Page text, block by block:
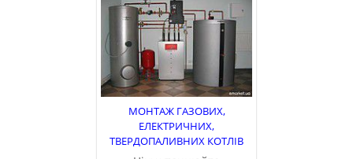
МОНТАЖ ГАЗОВИХ,
ЕЛЕКТРИЧНИХ,
ТВЕРДОПАЛИВНИХ КОТЛІВ